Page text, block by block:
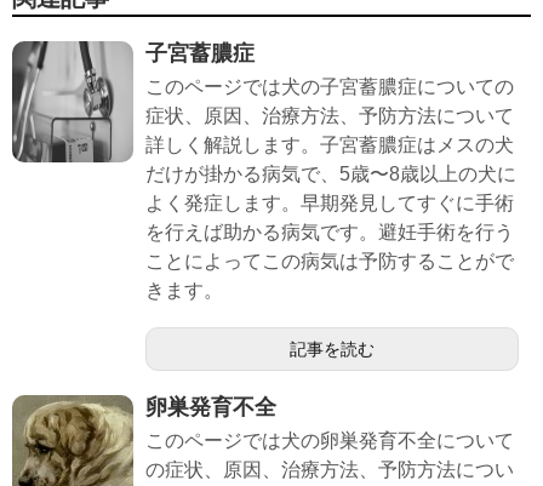
子宮蓄膿症
このページでは犬の子宮蓄膿症についての
症状、原因、治療方法、予防方法について
詳しく解説します。子宮蓄膿症はメスの犬
だけが掛かる病気で、5歳〜8歳以上の犬に
よく発症します。早期発見してすぐに手術
を行えば助かる病気です。避妊手術を行う
ことによってこの病気は予防することがで
きます。
記事を読む
卵巣発育不全
このページでは犬の卵巣発育不全について
の症状、原因、治療方法、予防方法につい